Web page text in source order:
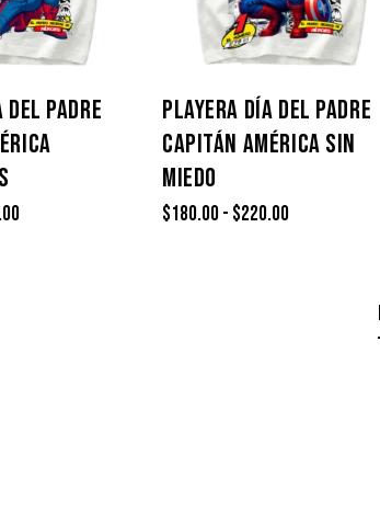
PADRE
PLAYERA DÍA DEL PADRE
CAPITÁN AMÉRICA SIN
MIEDO
$180.00- $220.00